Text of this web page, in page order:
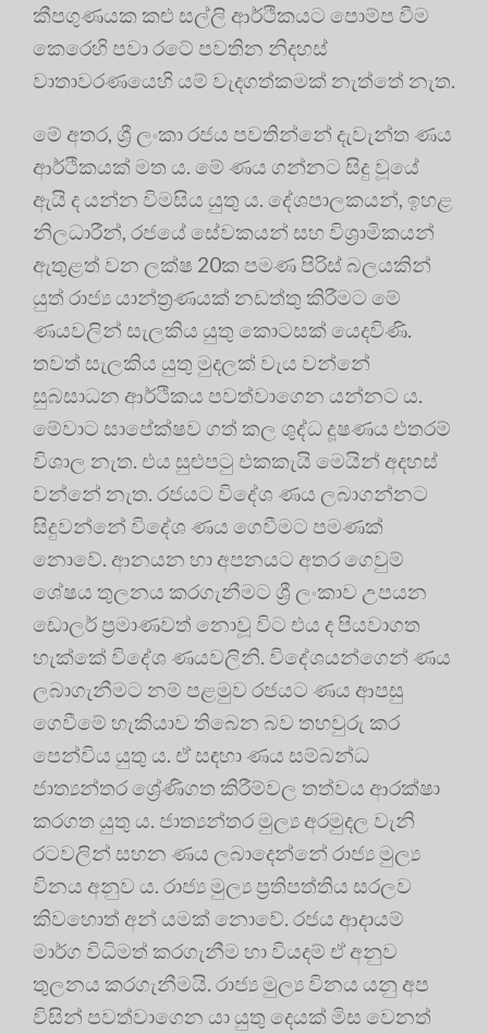
කීපගුණයක කළු සල්ලි ආර්ථිකයට පොම්ප වීම
කෙරෙහි පවා රටේ පවතින නිදහස්
වාතාවරණයෙහි යම් වැදගත්කමක් නැත්තේ නැත.
මේ අතර, ශ්‍රී ලංකා රජය පවතින්නේ දැවැන්ත ණය
ආර්ථිකයක් මත ය. මේ ණය ගන්නට සිදු වූයේ
ඇයි ද යන්න විමසිය යුතු ය. දේශපාලකයන්, ඉහළ
නිලධාරීන්, රජයේ සේවකයන් සහ විශ්‍රාමිකයන්
ඇතුළත් වන ලක්ෂ 20ක පමණ පිරිස් බලයකින්
යුත් රාජ්‍ය යාන්ත්‍රණයක් නඩත්තු කිරීමට මේ
ණයවලින් සැලකිය යුතු කොටසක් යෙදවිණි.
තවත් සැලකිය යුතු මුදලක් වැය වන්නේ
සුබසාධන ආර්ථිකය පවත්වාගෙන යන්නට ය.
මේවාට සාපේක්ෂව ගත් කල ශුද්ධ දූෂණය එතරම්
විශාල නැත. එය සුළුපටු එකකැයි මෙයින් අදහස්
වන්නේ නැත. රජයට විදේශ ණය ලබාගන්නට
සිදුවන්නේ විදේශ ණය ගෙවීමට පමණක්
නොවේ. ආනයන හා අපනයට අතර ගෙවුම්
ශේෂය තුලනය කරගැනීමට ශ්‍රී ලංකාව උපයන
ඩොලර් ප්‍රමාණවත් නොවූ විට එය ද පියවාගත
හැක්කේ විදේශ ණයවලිනි. විදේශයන්ගෙන් ණය
ලබාගැනීමට නම් පළමුව රජයට ණය ආපසු
ගෙවීමේ හැකියාව තිබෙන බව තහවුරු කර
පෙන්විය යුතු ය. ඒ සඳහා ණය සම්බන්ධ
ජාත්‍යන්තර ශ්‍රේණිගත කිරීම්වල තත්වය ආරක්ෂා
කරගත යුතු ය. ජාත්‍යන්තර මුල්‍ය අරමුදල වැනි
රටවලින් සහන ණය ලබාදෙන්නේ රාජ්‍ය මුල්‍ය
විනය අනුව ය. රාජ්‍ය මුල්‍ය ප්‍රතිපත්තිය සරලව
කිවහොත් අන් යමක් නොවේ. රජය ආදායම්
මාර්ග විධිමත් කරගැනීම හා වියදම් ඒ අනුව
තුලනය කරගැනීමයි. රාජ්‍ය මුල්‍ය විනය යනු අප
විසින් පවත්වාගෙන යා යුතු දෙයක් මිස වෙනත්